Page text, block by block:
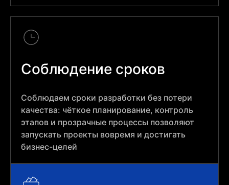
Соблюдение сроков
Соблюдаем сроки разработки без потери
качества: чёткое планирование, контроль
этапов и прозрачные процессы позволяют
запускать проекты вовремя и достигать
бизнес-целей